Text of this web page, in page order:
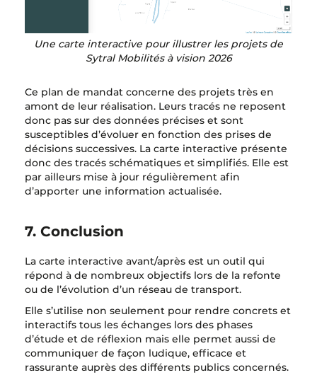
Une carte interactive pour illustrer les projets de
Sytral Mobilités à vision 2026
Ce plan de mandat concerne des projets très en
amont de leur réalisation. Leurs tracés ne reposent
donc pas sur des données précises et sont
susceptibles d’évoluer en fonction des prises de
décisions successives. La carte interactive présente
donc des tracés schématiques et simplifiés. Elle est
par ailleurs mise à jour régulièrement afin
d’apporter une information actualisée.
7. Conclusion
La carte interactive avant/après est un outil qui
répond à de nombreux objectifs lors de la refonte
ou de l’évolution d’un réseau de transport.
Elle s’utilise non seulement pour rendre concrets et
interactifs tous les échanges lors des phases
d’étude et de réflexion mais elle permet aussi de
communiquer de façon ludique, efficace et
rassurante auprès des différents publics concernés.